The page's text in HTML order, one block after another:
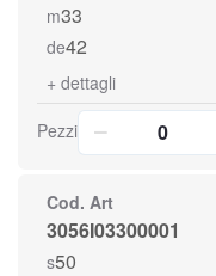
m33
de42
+ dettagli
Pezzi
Cod. Art
3056I03300001
s50